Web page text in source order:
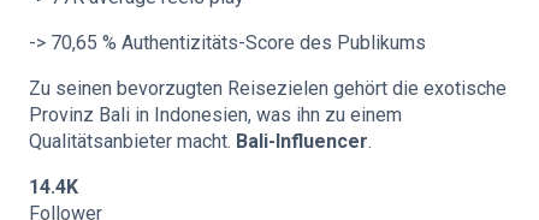
-> 70,65 % Authentizitäts-Score des Publikums
Zu seinen bevorzugten Reisezielen gehört die exotische
Provinz Bali in Indonesien, was ihn zu einem
Qualitätsanbieter macht. Bali-Influencer.
14.4K
Follower